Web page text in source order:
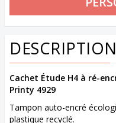
DESCRIPTION
Cachet Étude H4 à ré-
Printy 4929
Tampon auto-encré
plastique recyclé.